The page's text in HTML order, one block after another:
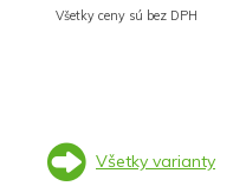
Všetky ceny sú bez DPH
Všetky varianty